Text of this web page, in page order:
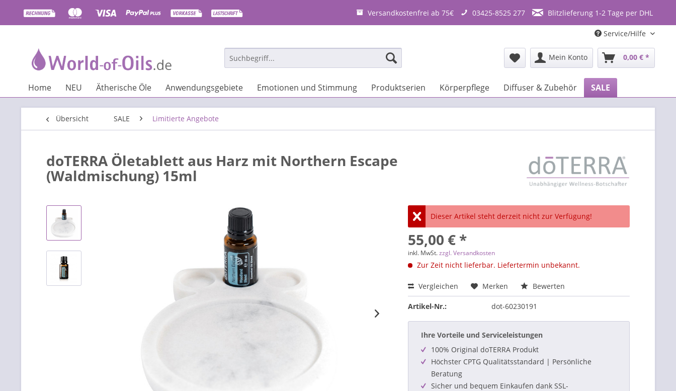
Versandkostenfrei ab 75€ 03425-8525 277 Blitzlieferung 1-2 Tage per DHL
Service/Hilfe
Mein Konto 0,00 € *
Home NEU Ätherische Öle Anwendungsgebiete Emotionen und Stimmung Produktserien Körperpflege Diffuser & Zubehör SALE
Übersicht SALE Limitierte Angebote
doTERRA Öletablett aus Harz mit Northern Escape
(Waldmischung) 15ml
Dieser Artikel steht derzeit nicht zur Verfügung!
55,00 € *
inkl. MwSt.zzgl. Versandkosten
Zur Zeit nicht lieferbar. Liefertermin unbekannt.
Vergleichen Merken Bewerten
Artikel-Nr.: dot-60230191
Ihre Vorteile und Serviceleistungen
100% Original doTERRA Produkt
Höchster CPTG Qualitätsstandard | Persönliche
Beratung
Sicher und bequem Einkaufen dank SSL-